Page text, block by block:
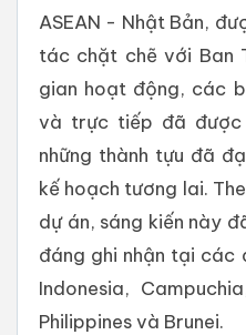
ASEAN - Nhật Bản,
tác chặt chẽ với Ban
gian hoạt động, các
và trực tiếp đã
những thành tựu đã
kế hoạch tương lai.
dự án, sáng kiến này
đáng ghi nhận tại các
Indonesia,
Philippines và Brunei.